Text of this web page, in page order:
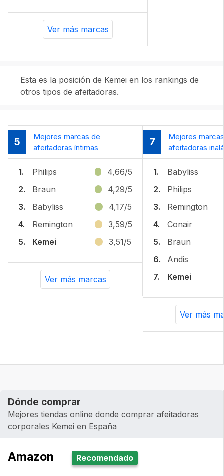
Ver más marcas
Esta es la posición de Kemei en los rankings de
otros tipos de afeitadoras.
5
Mejores marcas de
afeitadoras íntimas
1. Philips
4,66/5
2.
Braun
4,29/5
3.
Babyliss
4,17/5
4.
Remington
3,59/5
5.
Kemei 3,51/5
Ver más marcas
7
Mejores
afeitadoras
1.
Babyliss
2.
Philips
3.
Remington
4.
Conair
5.
Braun
6.
Andis
7.
Kemei
Ver más
Dónde comprar
Mejores tiendas online donde comprar afeitadoras
corporales Kemei en España
Amazon Recomendado